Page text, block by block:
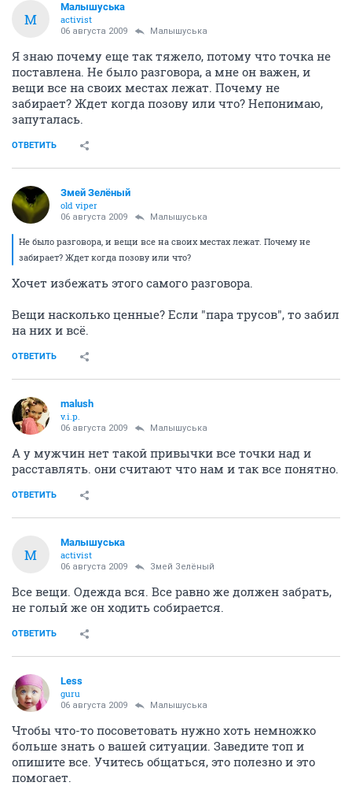
М
Малышуська
activist
06 августа 2009 Малышуська
Я знаю почему еще так тяжело, потому что точка не
поставлена. Не было разговора, а мне он важен, и
вещи все на своих местах лежат. Почему не
забирает? Ждет когда позову или что? Непонимаю,
запуталась.
ОТВЕТИТЬ
Змей Зелёный
old viper
06 августа 2009 Малышуська
Не было разговора, и вещи все на своих местах лежат. Почему не
забирает? Ждет когда позову или что?
Хочет избежать этого самого разговора.
Вещи насколько ценные? Если "пара трусов", то забил
на них и всё.
ОТВЕТИТЬ
malush
v.i.p.
06 августа 2009 Малышуська
А у мужчин нет такой привычки все точки над и
расставлять. они считают что нам и так все понятно.
ОТВЕТИТЬ
М
Малышуська
activist
06 августа 2009 Змей Зелёный
Все вещи. Одежда вся. Все равно же должен забрать,
не голый же он ходить собирается.
ОТВЕТИТЬ
Less
guru
06 августа 2009 Малышуська
Чтобы что-то посоветовать нужно хоть немножко
больше знать о вашей ситуации. Заведите топ и
опишите все. Учитесь общаться, это полезно и это
помогает.